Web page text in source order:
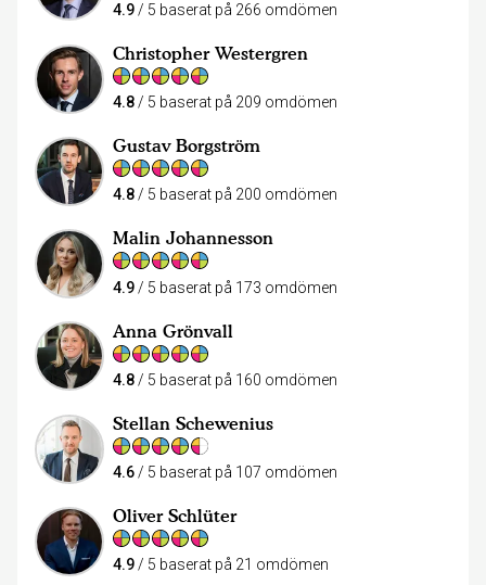
4.9 / 5 baserat på 266 omdömen
Christopher Westergren
4.8/ 5 baserat på 209 omdömen
Gustav Borgström
4.8/ 5 baserat på 200 omdömen
Malin Johannesson
4.9 / 5 baserat på 173 omdömen
Anna Grönvall
4.8 / 5 baserat på 160 omdömen
Stellan Schewenius
4.6/ 5 baserat på 107 omdömen
Oliver Schlüter
4.9/ 5 baserat på 21 omdömen